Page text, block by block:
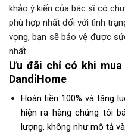
khảo ý kiến của bác sĩ có
phù hợp nhất đối với tình
vọng, bạn sẽ bảo vệ được
nhất.
Ưu đãi chỉ có khi
DandiHome
Hoàn tiền 100% và tặng
hiện ra hàng chúng tôi
lượng, không như mô tả